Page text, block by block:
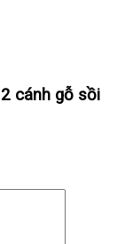
cánh gỗ sồi